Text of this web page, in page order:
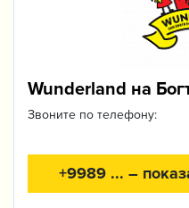
Wunderland на
Звоните по телефону:
+9989 ... –